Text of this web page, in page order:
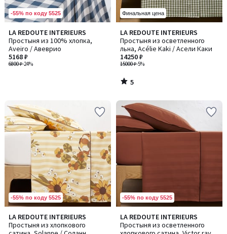
-55% по коду 5525
LA REDOUTE INTERIEURS
Простыня из 100% хлопка,
Aveiro / Авеврио
6800 ₽-24%
5168 ₽
Финальная цена
LA REDOUTE INTERIEURS
Простыня из осветленного
льна, Acélie Kaki / Асели Каки
15000 ₽-5%
14250 ₽
5
/
5
5
/
-55% по коду 5525
LA REDOUTE INTERIEURS
Простыня из хлопкового
-55% по коду 5525
LA REDOUTE INTERIEURS
Простыня из осветленного